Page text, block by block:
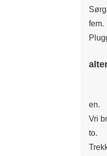
fem.
en.
Vri
to.